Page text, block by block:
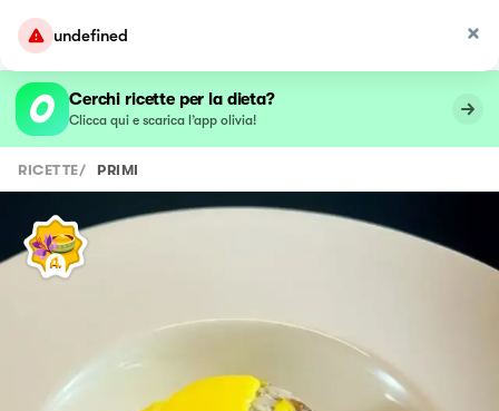
undefined
Cerchi ricette per la dieta?
Clicca qui e scarica l’app olivia!
RICETTE/ PRIMI